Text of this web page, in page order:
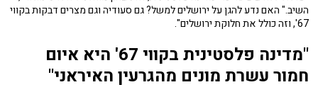
השיב." האם נדע להגן על ירושלים למשל? גם סעודיה וגם מצרים דבקות בקווי
67', וזה כולל את חלוקת ירושלים".
"מדינה פלסטינית בקווי 67' היא איום
חמור עשרת מונים מהגרעין האיראני"